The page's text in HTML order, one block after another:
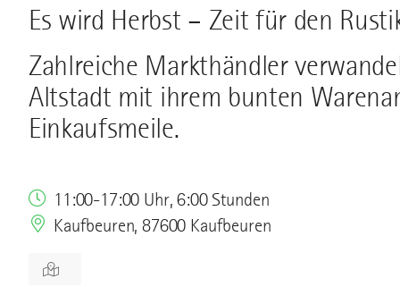
Es wird Herbst – Zeit für den
Zahlreiche Markthändler
Altstadt mit ihrem bunten
Einkaufsmeile.
11:00-17:00 Uhr, 6:00 Stunden
Kaufbeuren, 87600 Kaufbeuren